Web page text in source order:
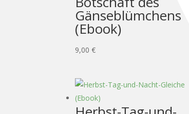
Gänseblümchens
(Ebook)
9,00 €